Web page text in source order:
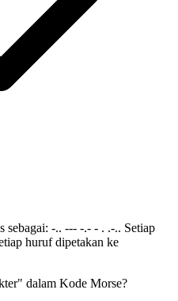
-.. --- -.- - . .-.. Setiap
huruf dipetakan ke
dalam Kode Morse?